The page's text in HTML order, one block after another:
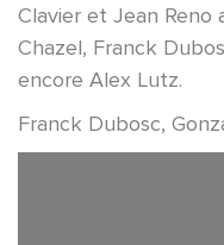
Clavier et Jean Reno
Chazel, Franck
encore Alex Lutz.
Franck Dubosc,